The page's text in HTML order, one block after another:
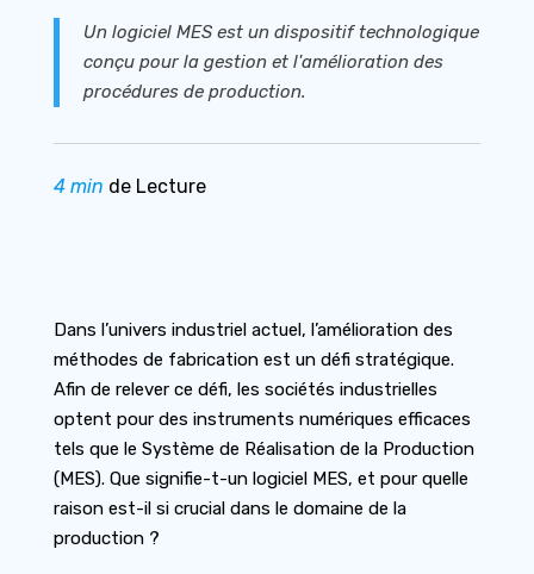
Un logiciel MES est un dispositif technologique
conçu pour la gestion et l'amélioration des
procédures de production.
4 min de Lecture
Dans l’univers industriel actuel, l’amélioration des
méthodes de fabrication est un défi stratégique.
Afin de relever ce défi, les sociétés industrielles
optent pour des instruments numériques efficaces
tels que le Système de Réalisation de la Production
(MES). Que signifie-t-un logiciel MES, et pour quelle
raison est-il si crucial dans le domaine de la
production ?